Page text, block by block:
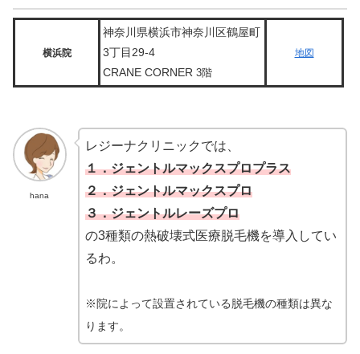
横浜院
神奈川県横浜市神奈川区鶴屋町
3丁目29-4
CRANE CORNER 3階
地図
hana
レジーナクリニックでは、
１．ジェントルマックスプロプラス
２．ジェントルマックスプロ
３．ジェントルレーズプロ
の3種類の熱破壊式医療脱毛機を導入してい
るわ。
※院によって設置されている脱毛機の種類は異な
ります。